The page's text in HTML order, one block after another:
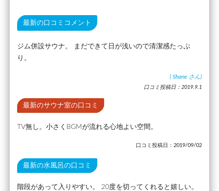
最新の口コミコメント
ジム併設サウナ。 まだできて日が浅いので清潔感たっぷ
り。
( Shane さん)
口コミ投稿日：2019.9.1
最新のサウナ室の口コミ
TV無し。小さくBGMが流れる心地よい空間。
口コミ投稿日：2019/09/02
最新の水風呂の口コミ
階段があって入りやすい。 20度を切ってくれると嬉しい。